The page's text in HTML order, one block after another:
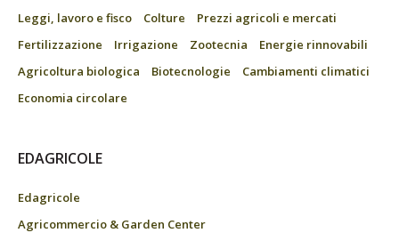
Leggi, lavoro e fisco
Colture
Prezzi agricoli e mercati
Fertilizzazione
Irrigazione Zootecnia
Energie rinnovabili
Agricoltura biologica
Biotecnologie
Cambiamenti climatici
Economia circolare
EDAGRICOLE
Edagricole
Agricommercio & Garden Center